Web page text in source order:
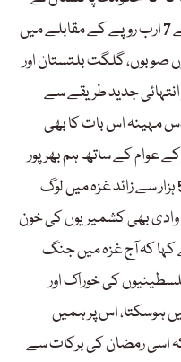
اس سال رمضان پیکیچ پچھلے سال کے 7 ارب روپے کے مقابلے میں
صوبوں، گلگت بلتستان اور
کو انتہائی جدید طریقے سے
مہینہ اس بات کا بھی
عوام کے ساتھ ہم بھرپور
طریقے سے اظہار یکجہتی کریں اور 50 ہزار سے زائد غزہ میں لوگ
بھی کشمیریوں کی خون
کہ آج غزہ میں جنگ
کی خوراک اور
ہوسکتا، اس پر ہمیں
کہ اسی رمضان کی برکات سے